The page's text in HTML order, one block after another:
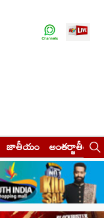
జాతీయం అంతర్జాతీయం